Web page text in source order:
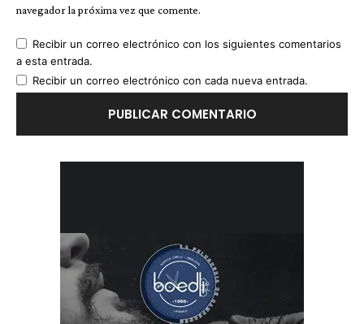
navegador la próxima vez que comente.
Recibir un correo electrónico con los siguientes comentarios
a esta entrada.
Recibir un correo electrónico con cada nueva entrada.